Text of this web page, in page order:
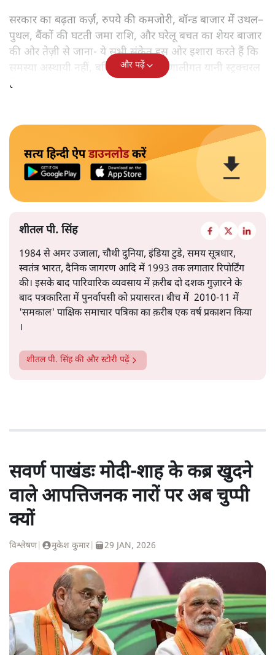
सरकार का बढ़ता कर्ज़, रुपये की कमजोरी, बॉन्ड बाजार में उथल–
पुथल, बैंकों की घटती जमा राशि, और घरेलू बचत का शेयर बाजार
की ओर तेज़ी से जाना- ये सभी संकेत इस ओर इशारा करते हैं कि
समस्या अस्थायी नहीं, बल्कि गहरी और प्रणालीगत यानी स्ट्रक्चरल
है।
और पढ़ें
सत्य हिन्दी ऐपडाउनलोडकरें
शीतल पी. सिंह
1984 से अमर उजाला, चौथी दुनिया, इंडिया टुडे, समय सूत्रधार,
स्वतंत्र भारत, दैनिक जागरण आदि में 1993 तक लगातार रिपोर्टिंग
की। इसके बाद पारिवारिक व्यवसाय में क़रीब दो दशक गुज़ारने के
बाद पत्रकारिता में पुनर्वापसी को प्रयासरत। बीच में 2010-11 में
'समकाल' पाक्षिक समाचार पत्रिका का क़रीब एक वर्ष प्रकाशन किया
।
शीतल पी. सिंहकी और स्टोरी पढ़ें
सवर्ण पाखंडः मोदी-शाह के कब्र खुदने
वाले आपत्तिजनक नारों पर अब चुप्पी
क्यों
विश्लेषण| मुकेश कुमार 29 JAN, 2026